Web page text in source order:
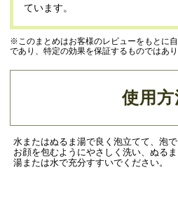
ています。
※このまとめはお客様のレビューをもとに
であり、特定の効果を保証するものではあり
使用方
水またはぬるま湯で良く泡立てて、泡で
お顔を包むようにやさしく洗い、ぬるま
湯または水で充分すすいでください。